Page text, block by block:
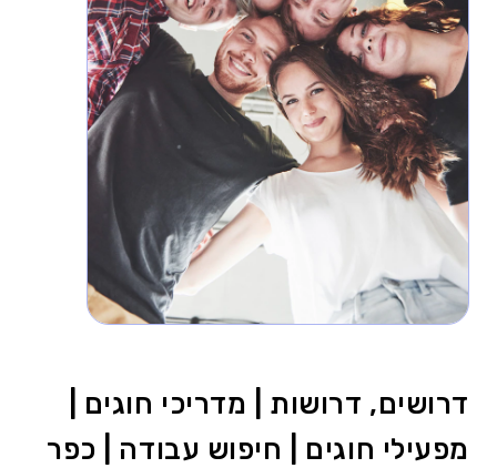
דרושים, דרושות | מדריכי חוגים |
מפעילי חוגים | חיפוש עבודה | כפר